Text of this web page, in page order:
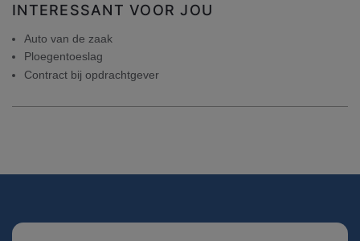
INTERESSANT VOOR JOU
Auto van de zaak
Ploegentoeslag
Contract bij opdrachtgever